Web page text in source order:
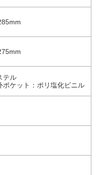
テル
ポケット：ポリ塩化ビニル